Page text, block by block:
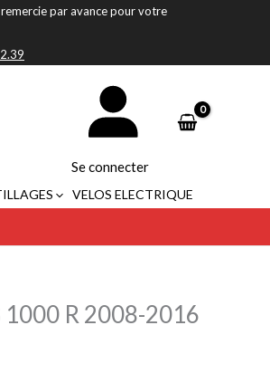
par avance pour votre
Se connecter
VELOS ELECTRIQUE
R 2008-2016